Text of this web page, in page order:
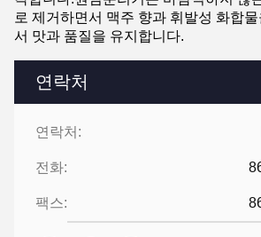
연락처
연락처:
전화:
팩스:
로 제거하면서 맥주 향과 휘발성 화합
서 맛과 품질을 유지합니다.